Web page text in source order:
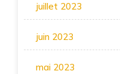
juillet 2023
juin 2023
mai 2023